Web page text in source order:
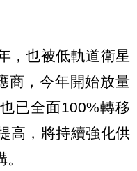
，也被低軌道衛星
商，今年開始放量
已全面100%轉移
高，將持續強化供